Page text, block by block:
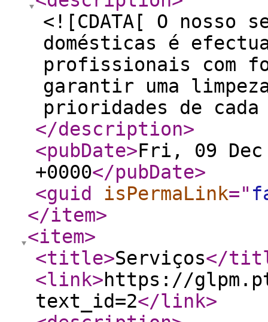
<![CDATA[ O nosso
domésticas é
profissionais com
garantir uma
prioridades de
</description>
<pubDate>Fri, 09 Dec
+0000</pubDate>
<guid
isPermaLink="
</item>
<item>
<title>Serviços</
<link>https://
text_id=2</link>